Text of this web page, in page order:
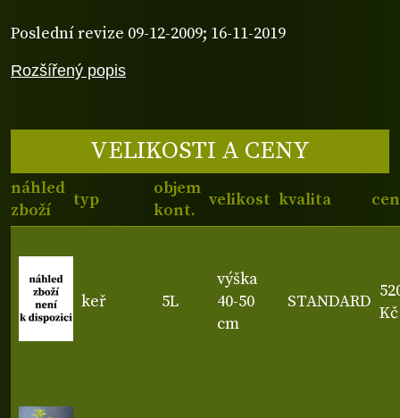
Rozšířený popis
Poslední revize 09-12-2009; 16-11-2019
VELIKOSTI A CENY
náhled
zboží
typ
objem
kont.
velikost kvalita
keř 5L
výška
40-50
cm
STANDARD
Kč